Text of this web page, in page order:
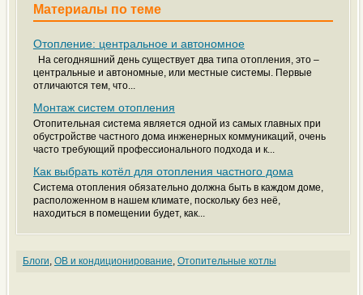
Материалы по теме
Отопление: центральное и автономное
На сегодняшний день существует два типа отопления, это –
центральные и автономные, или местные системы. Первые
отличаются тем, что...
Монтаж систем отопления
Отопительная система является одной из самых главных при
обустройстве частного дома инженерных коммуникаций, очень
часто требующий профессионального подхода и к...
Как выбрать котёл для отопления частного дома
Система отопления обязательно должна быть в каждом доме,
расположенном в нашем климате, поскольку без неё,
находиться в помещении будет, как...
Блоги, ОВ и кондиционирование, Отопительные котлы